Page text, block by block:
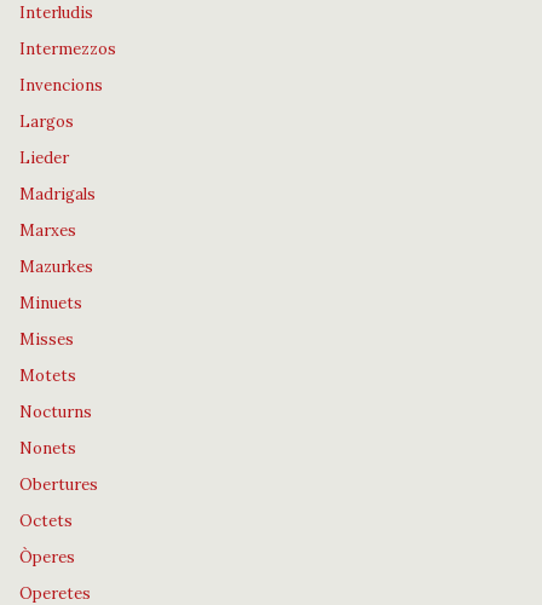
Interludis
Intermezzos
Invencions
Largos
Lieder
Madrigals
Marxes
Mazurkes
Minuets
Misses
Motets
Nocturns
Nonets
Obertures
Octets
Òperes
Operetes